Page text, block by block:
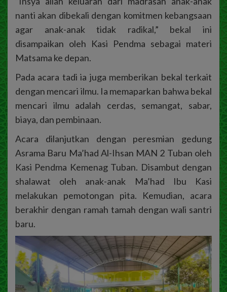
nanti akan dibekali dengan komitmen kebangsaan
agar anak-anak tidak radikal,” bekal ini
disampaikan oleh Kasi Pendma sebagai materi
Matsama ke depan.
Pada acara tadi ia juga memberikan bekal terkait
dengan mencari ilmu. Ia memaparkan bahwa bekal
mencari ilmu adalah cerdas, semangat, sabar,
biaya, dan pembinaan.
Acara dilanjutkan dengan peresmian gedung
Asrama Baru Ma’had Al-Ihsan MAN 2 Tuban oleh
Kasi Pendma Kemenag Tuban. Disambut dengan
shalawat oleh anak-anak Ma’had Ibu Kasi
melakukan pemotongan pita. Kemudian, acara
berakhir dengan ramah tamah dengan wali santri
baru.